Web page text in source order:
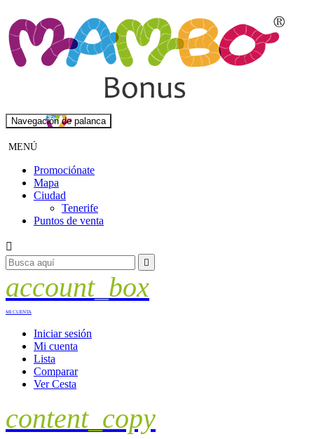
Navegación de palanca
MENÚ
Promociónate
Mapa
Ciudad
Tenerife
Puntos de venta


account_box
MI CUENTA
Iniciar sesión
Mi cuenta
Lista
Comparar
Ver Cesta
content_copy